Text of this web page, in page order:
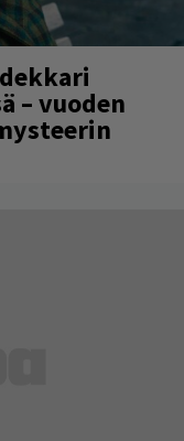
– vuoden